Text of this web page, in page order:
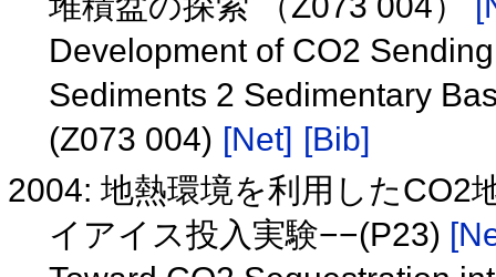
Development of CO2
Sediments 2 Sedimentary
(Z073 004) [Net] [Bib]
2004: 地熱環境を利用したCO2
イアイス投入実験−−(P23)